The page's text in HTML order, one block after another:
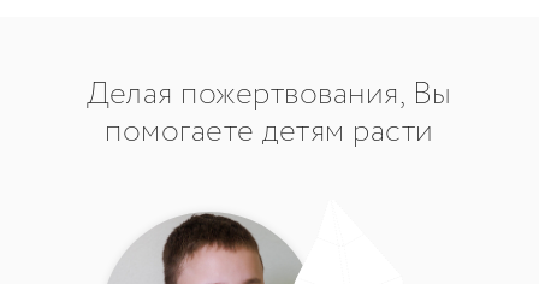
Делая пожертвования, Вы
помогаете детям расти